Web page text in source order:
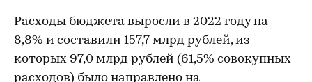
Расходы бюджета выросли в 2022 году на
8,8% и составили 157,7 млрд рублей, из
которых 97,0 млрд рублей (61,5% совокупных
расходов) было направлено на